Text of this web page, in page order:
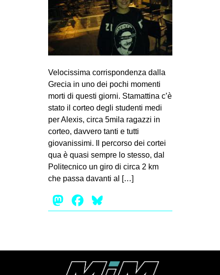
Velocissima corrispondenza dalla
Grecia in uno dei pochi momenti
morti di questi giorni. Stamattina c’è
stato il corteo degli studenti medi
per Alexis, circa 5mila ragazzi in
corteo, davvero tanti e tutti
giovanissimi. Il percorso dei cortei
qua è quasi sempre lo stesso, dal
Politecnico un giro di circa 2 km
che passa davanti al […]
Mastodon
Facebook